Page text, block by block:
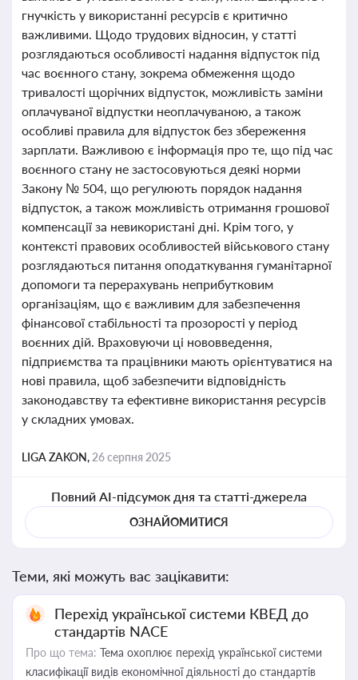
гнучкість у використанні ресурсів є критично
важливими. Щодо трудових відносин, у статті
розглядаються особливості надання відпусток під
час воєнного стану, зокрема обмеження щодо
тривалості щорічних відпусток, можливість заміни
оплачуваної відпустки неоплачуваною, а також
особливі правила для відпусток без збереження
зарплати. Важливою є інформація про те, що під час
воєнного стану не застосовуються деякі норми
Закону № 504, що регулюють порядок надання
відпусток, а також можливість отримання грошової
компенсації за невикористані дні. Крім того, у
контексті правових особливостей військового стану
розглядаються питання оподаткування гуманітарної
допомоги та перерахувань неприбутковим
організаціям, що є важливим для забезпечення
фінансової стабільності та прозорості у період
воєнних дій. Враховуючи ці нововведення,
підприємства та працівники мають орієнтуватися на
нові правила, щоб забезпечити відповідність
законодавству та ефективне використання ресурсів
у складних умовах.
LIGA ZAKON, 26 серпня 2025
Повний AI-підсумок дня та статті-джерела
ОЗНАЙОМИТИСЯ
Теми, які можуть вас зацікавити:
Перехід української системи КВЕД до
стандартів NACE
Про що тема: Тема охоплює перехід української системи
класифікації видів економічної діяльності до стандартів